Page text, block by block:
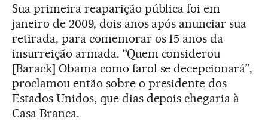
Sua primeira reaparição pública foi em
janeiro de 2009, dois anos após anunciar sua
retirada, para comemorar os 15 anos da
insurreição armada. “Quem considerou
[Barack] Obama como farol se decepcionará”,
proclamou então sobre o presidente dos
Estados Unidos, que dias depois chegaria à
Casa Branca.